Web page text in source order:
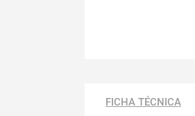
FICHA TÉCNICA